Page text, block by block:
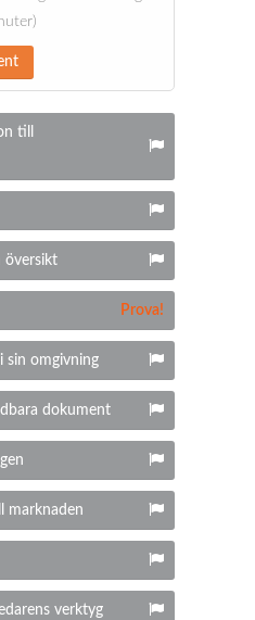
till
översikt
Prova!
sin omgivning
dokument
marknaden
verktyg